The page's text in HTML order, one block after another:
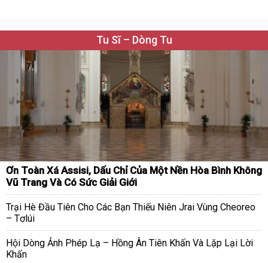
Tu Sĩ – Dòng Tu
Ơn Toàn Xá Assisi, Dấu Chỉ Của Một Nền Hòa Bình Không
Vũ Trang Và Có Sức Giải Giới
Trại Hè Đầu Tiên Cho Các Bạn Thiếu Niên Jrai Vùng Cheoreo
– Tơlúi
Hội Dòng Ảnh Phép Lạ – Hồng Ân Tiên Khấn Và Lặp Lại Lời
Khấn